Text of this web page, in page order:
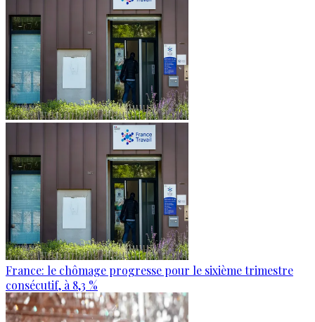
France: le chômage progresse pour le sixième trimestre
consécutif, à 8,3 %